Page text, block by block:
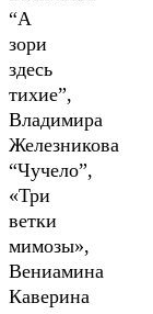
“А
зори
здесь
тихие”,
Владимира
Железникова
“Чучело”,
«Три
ветки
мимозы»,
Вениамина
Каверина